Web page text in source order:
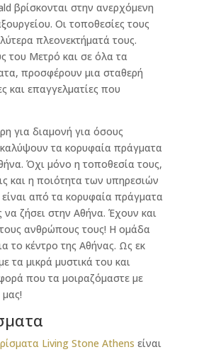
βρίσκονται στην ανερχόμενη
Οι τοποθεσίες τους
πλεονεκτήματά τους.
του Μετρό και σε όλα τα
προσφέρουν μια σταθερή
και επαγγελματίες που
για διαμονή για όσους
τα κορυφαία πράγματα
Όχι μόνο η τοποθεσία τους,
και η ποιότητα των υπηρεσιών
από τα κορυφαία πράγματα
να ζήσει στην Αθήνα. Έχουν και
ανθρώπους τους! Η ομάδα
το κέντρο της Αθήνας. Ως εκ
τα μικρά μυστικά του και
που τα μοιραζόμαστε με
Living Stone Athens είναι